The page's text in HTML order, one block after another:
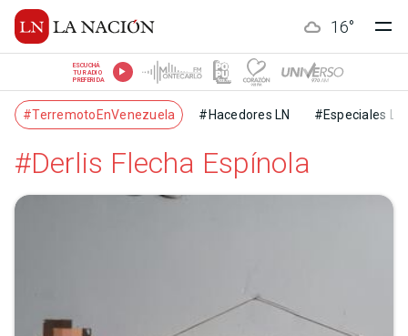
16°
ESCUCHÁ
TU RADIO
PREFERIDA
#TerremotoEnVenezuela #Hacedores LN #Especiales LN
#Derlis Flecha Espínola